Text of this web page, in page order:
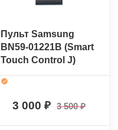
Пульт Samsung
BN59-01221B (Smart
Touch Control J)
(оригинальный)
3 000 3 500